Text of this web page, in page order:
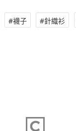
#襪子 #針織衫